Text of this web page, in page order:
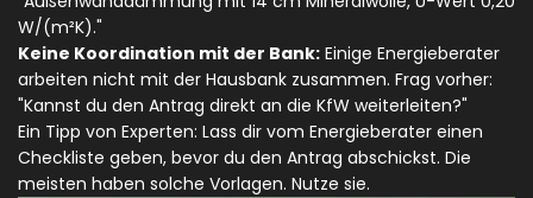
W/(m²K)."
Keine Koordination mit der Bank: Einige Energieberater
arbeiten nicht mit der Hausbank zusammen. Frag vorher:
"Kannst du den Antrag direkt an die KfW weiterleiten?"
Ein Tipp von Experten: Lass dir vom Energieberater einen
Checkliste geben, bevor du den Antrag abschickst. Die
meisten haben solche Vorlagen. Nutze sie.